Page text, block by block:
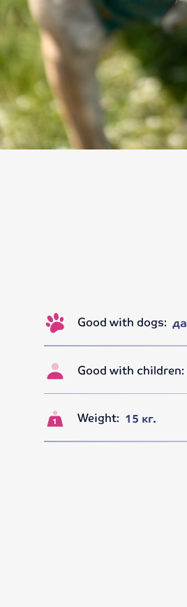
Good with dogs: да
Good with children:
Weight: 15 кг.